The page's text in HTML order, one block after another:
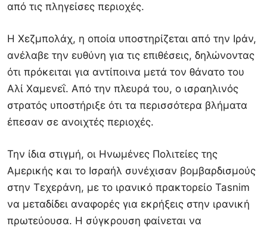
από τις πληγείσες περιοχές.
Η Χεζμπολάχ, η οποία υποστηρίζεται από την Ιράν,
ανέλαβε την ευθύνη για τις επιθέσεις, δηλώνοντας
ότι πρόκειται για αντίποινα μετά τον θάνατο του
Αλί Χαμενεΐ. Από την πλευρά του, ο ισραηλινός
στρατός υποστήριξε ότι τα περισσότερα βλήματα
έπεσαν σε ανοιχτές περιοχές.
Την ίδια στιγμή, οι Ηνωμένες Πολιτείες της
Αμερικής και το Ισραήλ συνέχισαν βομβαρδισμούς
στην Τεχεράνη, με το ιρανικό πρακτορείο Tasnim
να μεταδίδει αναφορές για εκρήξεις στην ιρανική
πρωτεύουσα. Η σύγκρουση φαίνεται να